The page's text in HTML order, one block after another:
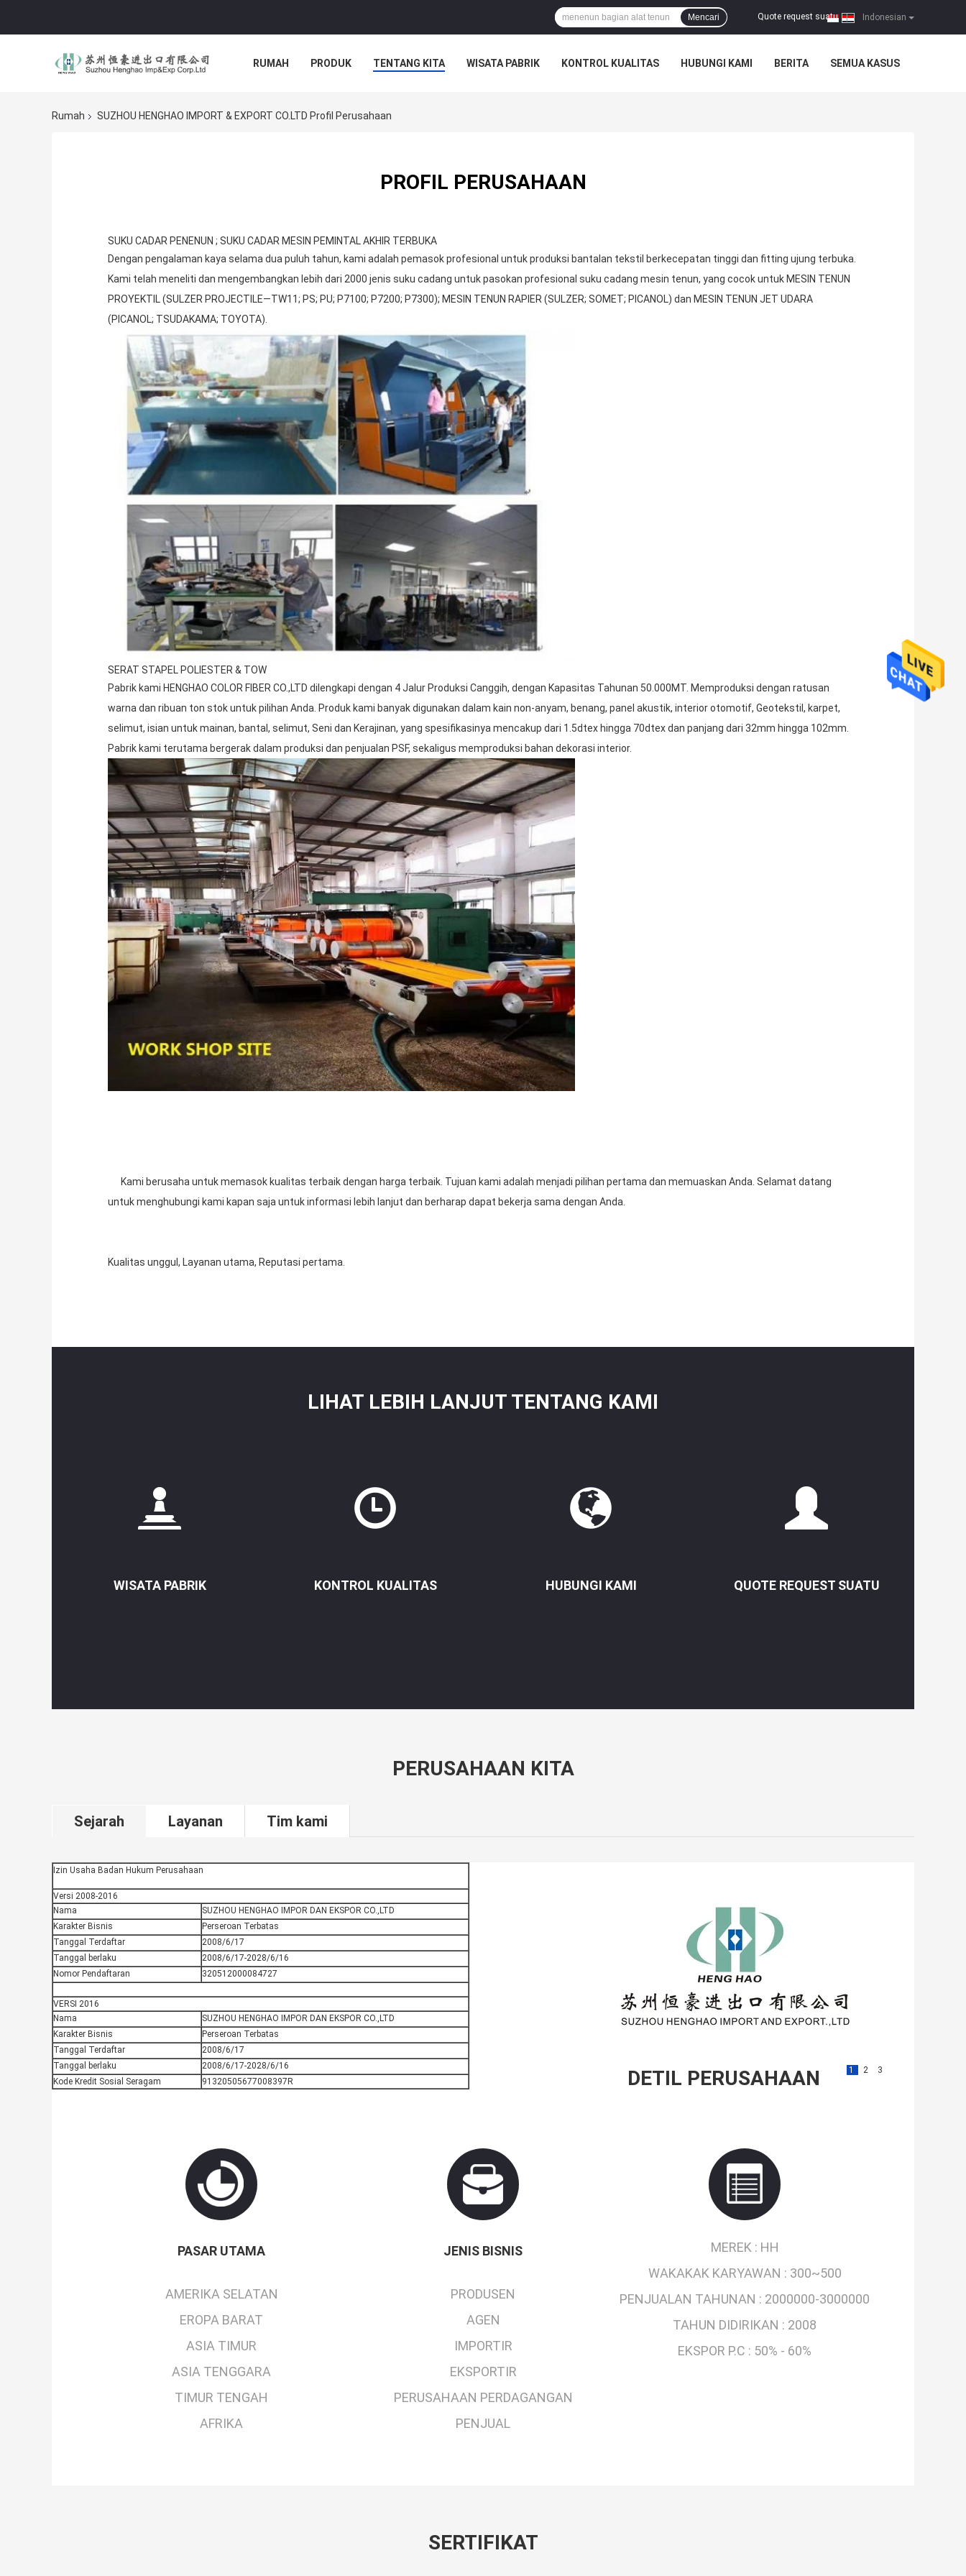
Indonesian
Quote request suatu |
Mencari
RUMAH PRODUK TENTANG KITA WISATA PABRIK KONTROL KUALITAS HUBUNGI KAMI BERITA SEMUA KASUS
Rumah SUZHOU HENGHAO IMPORT & EXPORT CO.LTD Profil Perusahaan
PROFIL PERUSAHAAN
SUKU CADAR PENENUN ; SUKU CADAR MESIN PEMINTAL AKHIR TERBUKA
Dengan pengalaman kaya selama dua puluh tahun, kami adalah pemasok profesional untuk produksi bantalan tekstil berkecepatan tinggi dan fitting ujung terbuka.
Kami telah meneliti dan mengembangkan lebih dari 2000 jenis suku cadang untuk pasokan profesional suku cadang mesin tenun, yang cocok untuk MESIN TENUN
PROYEKTIL (SULZER PROJECTILE—TW11; PS; PU; P7100; P7200; P7300); MESIN TENUN RAPIER (SULZER; SOMET; PICANOL) dan MESIN TENUN JET UDARA
(PICANOL; TSUDAKAMA; TOYOTA).
SERAT STAPEL POLIESTER & TOW
Pabrik kami HENGHAO COLOR FIBER CO.,LTD dilengkapi dengan 4 Jalur Produksi Canggih, dengan Kapasitas Tahunan 50.000MT. Memproduksi dengan ratusan
warna dan ribuan ton stok untuk pilihan Anda. Produk kami banyak digunakan dalam kain non-anyam, benang, panel akustik, interior otomotif, Geotekstil, karpet,
selimut, isian untuk mainan, bantal, selimut, Seni dan Kerajinan, yang spesifikasinya mencakup dari 1.5dtex hingga 70dtex dan panjang dari 32mm hingga 102mm.
Pabrik kami terutama bergerak dalam produksi dan penjualan PSF, sekaligus memproduksi bahan dekorasi interior.
Kami berusaha untuk memasok kualitas terbaik dengan harga terbaik. Tujuan kami adalah menjadi pilihan pertama dan memuaskan Anda. Selamat datang
untuk menghubungi kami kapan saja untuk informasi lebih lanjut dan berharap dapat bekerja sama dengan Anda.
Kualitas unggul, Layanan utama, Reputasi pertama.
LIHAT LEBIH LANJUT TENTANG KAMI
WISATA PABRIK KONTROL KUALITAS HUBUNGI KAMI QUOTE REQUEST SUATU
PERUSAHAAN KITA
Sejarah Layanan Tim kami
Izin Usaha Badan Hukum Perusahaan
Versi 2008-2016
Nama
SUZHOU HENGHAO IMPOR DAN EKSPOR CO.,LTD
Karakter Bisnis
Perseroan Terbatas
Tanggal Terdaftar
2008/6/17
Tanggal berlaku
2008/6/17-2028/6/16
Nomor Pendaftaran
320512000084727
VERSI 2016
Nama
SUZHOU HENGHAO IMPOR DAN EKSPOR CO.,LTD
Karakter Bisnis
Perseroan Terbatas
Tanggal Terdaftar
2008/6/17
Tanggal berlaku
2008/6/17-2028/6/16
Kode Kredit Sosial Seragam
91320505677008397R
1 2 3
DETIL PERUSAHAAN
PASAR UTAMA
AMERIKA SELATAN
EROPA BARAT
ASIA TIMUR
ASIA TENGGARA
TIMUR TENGAH
AFRIKA
JENIS BISNIS
PRODUSEN
AGEN
IMPORTIR
EKSPORTIR
PERUSAHAAN PERDAGANGAN
PENJUAL
MEREK : HH
WAKAKAK KARYAWAN : 300~500
PENJUALAN TAHUNAN : 2000000-3000000
TAHUN DIDIRIKAN : 2008
EKSPOR P.C : 50% - 60%
SERTIFIKAT